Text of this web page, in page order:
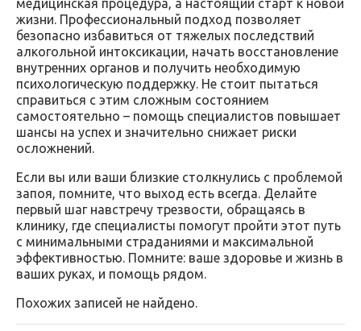
жизни. Профессиональный подход позволяет
безопасно избавиться от тяжелых последствий
алкогольной интоксикации, начать восстановление
внутренних органов и получить необходимую
психологическую поддержку. Не стоит пытаться
справиться с этим сложным состоянием
самостоятельно – помощь специалистов повышает
шансы на успех и значительно снижает риски
осложнений.
Если вы или ваши близкие столкнулись с проблемой
запоя, помните, что выход есть всегда. Делайте
первый шаг навстречу трезвости, обращаясь в
клинику, где специалисты помогут пройти этот путь
с минимальными страданиями и максимальной
эффективностью. Помните: ваше здоровье и жизнь в
ваших руках, и помощь рядом.
Похожих записей не найдено.